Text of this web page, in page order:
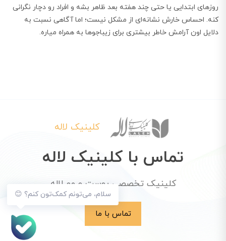
روزهای ابتدایی یا حتی چند هفته بعد ظاهر بشه و افراد رو دچار نگرانی
کنه. احساس خارش نشانه‌ای از مشکل نیست؛ اما آگاهی نسبت به
دلایل اون آرامش خاطر بیشتری برای زیباجوها به همراه میاره.
سلام، می‌تونم کمک‌تون کنم؟ 😊
کلینیک لاله
تماس با کلینیک لاله
کلینیک تخصصی پوست و مو لاله
تماس با ما